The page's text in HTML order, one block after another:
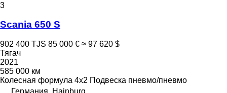
3
Scania 650 S
902 400 TJS 85 000 € ≈ 97 620 $
Тягач
2021
585 000 км
Колесная формула 4x2 Подвеска пневмо/пневмо